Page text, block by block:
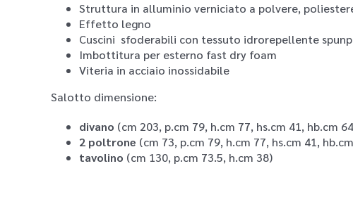
Struttura in alluminio verniciato a polvere,
Effetto legno
Cuscini sfoderabili con tessuto idrorepellente
Imbottitura per esterno fast dry foam
Viteria in acciaio inossidabile
Salotto dimensione:
divano (cm 203, p.cm 79, h.cm 77, hs.cm 41, hb.cm
2 poltrone (cm 73, p.cm 79, h.cm 77, hs.cm 41,
tavolino (cm 130, p.cm 73.5, h.cm 38)